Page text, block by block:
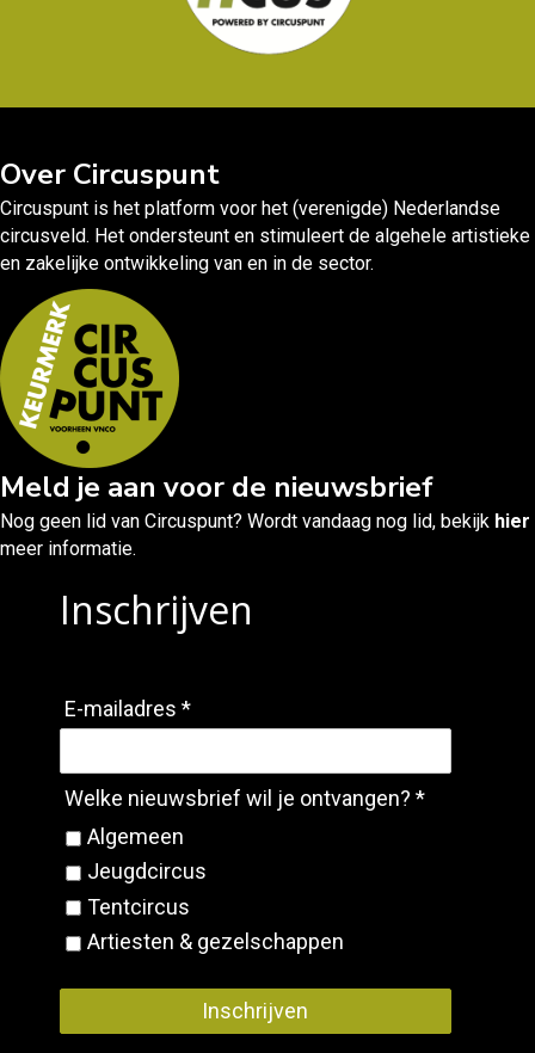
Over Circuspunt
Circuspunt is het platform voor het (verenigde) Nederlandse
circusveld. Het ondersteunt en stimuleert de algehele artistieke
en zakelijke ontwikkeling van en in de sector.
Meld je aan voor de nieuwsbrief
Nog geen lid van Circuspunt? Wordt vandaag nog lid, bekijk hier
meer informatie.
Inschrijven
E-mailadres *
Welke nieuwsbrief wil je ontvangen? *
Algemeen
Jeugdcircus
Tentcircus
Artiesten & gezelschappen
Inschrijven